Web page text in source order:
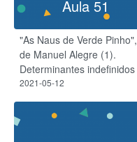
Aula 51
"As Naus de Verde Pinho",
de Manuel Alegre (1).
Determinantes indefinidos
2021-05-12